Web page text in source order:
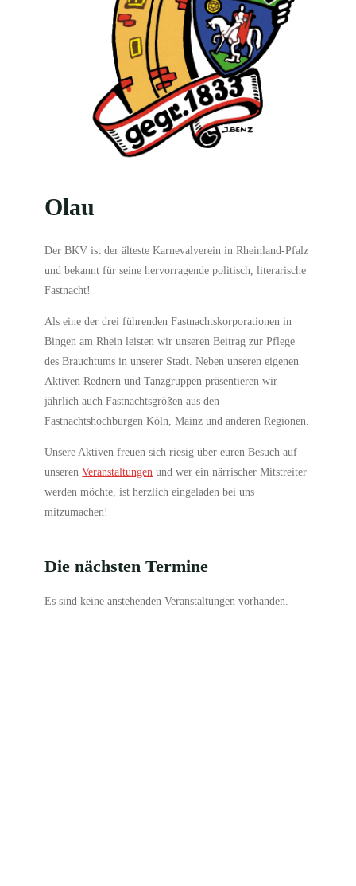
Olau
Der BKV ist der älteste Karnevalverein in Rheinland-Pfalz
und bekannt für seine hervorragende politisch, literarische
Fastnacht!
Als eine der drei führenden Fastnachtskorporationen in
Bingen am Rhein leisten wir unseren Beitrag zur Pflege
des Brauchtums in unserer Stadt. Neben unseren eigenen
Aktiven Rednern und Tanzgruppen präsentieren wir
jährlich auch Fastnachtsgrößen aus den
Fastnachtshochburgen Köln, Mainz und anderen Regionen.
Unsere Aktiven freuen sich riesig über euren Besuch auf
unserenVeranstaltungen und wer ein närrischer Mitstreiter
werden möchte, ist herzlich eingeladen bei uns
mitzumachen!
Die nächsten Termine
Es sind keine anstehenden Veranstaltungen vorhanden.